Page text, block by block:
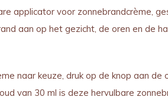
applicator voor zonnebrandcrème,
aan op het gezicht, de oren en de
naar keuze, druk op de knop aan
van 30 ml is deze hervulbare